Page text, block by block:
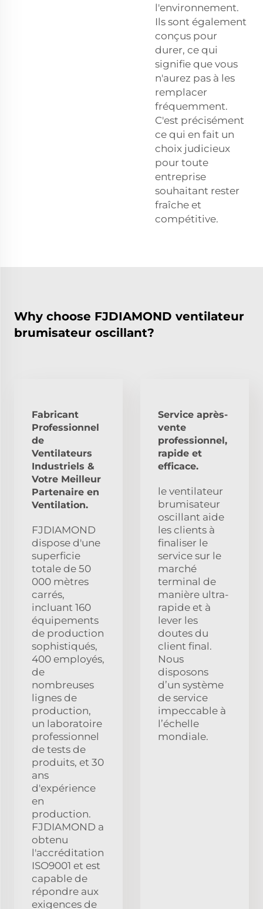
l'environnement.
Ils sont également
conçus pour
durer, ce qui
signifie que vous
n'aurez pas à les
remplacer
fréquemment.
C'est précisément
ce qui en fait un
choix judicieux
pour toute
entreprise
souhaitant rester
fraîche et
compétitive.
Why choose FJDIAMOND ventilateur
brumisateur oscillant?
Fabricant
Professionnel
de
Ventilateurs
Industriels &
Votre Meilleur
Partenaire en
Ventilation.
FJDIAMOND
dispose d'une
superficie
totale de 50
000 mètres
carrés,
incluant 160
équipements
de production
sophistiqués,
400 employés,
de
nombreuses
lignes de
production,
un laboratoire
professionnel
de tests de
produits, et 30
ans
d'expérience
en
production.
FJDIAMOND a
obtenu
l'accréditation
ISO9001 et est
capable de
répondre aux
exigences de
Service après-
vente
professionnel,
rapide et
efficace.
le ventilateur
brumisateur
oscillant aide
les clients à
finaliser le
service sur le
marché
terminal de
manière ultra-
rapide et à
lever les
doutes du
client final.
Nous
disposons
d’un système
de service
impeccable à
l’échelle
mondiale.